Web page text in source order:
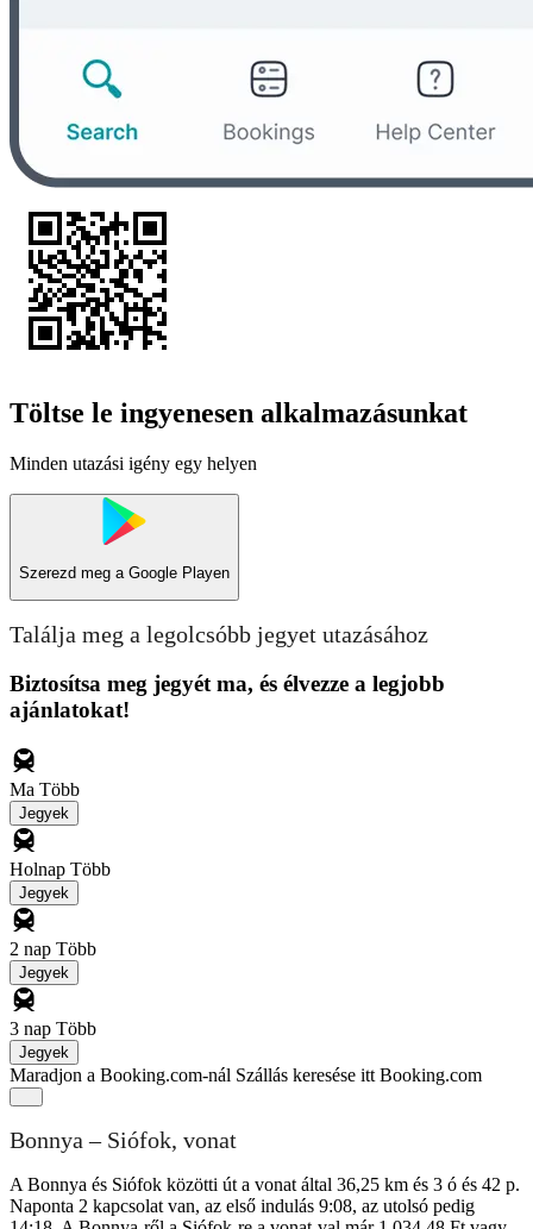
Töltse le ingyenesen alkalmazásunkat
Minden utazási igény egy helyen
Szerezd meg a Google Playen
Találja meg a legolcsóbb jegyet utazásához
Biztosítsa meg jegyét ma, és élvezze a legjobb
ajánlatokat!
Ma Több
Jegyek
Holnap Több
Jegyek
2 nap Több
Jegyek
3 nap Több
Jegyek
Maradjon a Booking.com-nál Szállás keresése itt Booking.com
Bonnya – Siófok, vonat
A Bonnya és Siófok közötti út a vonat által 36,25 km és 3 ó és 42 p.
Naponta 2 kapcsolat van, az első indulás 9:08, az utolsó pedig